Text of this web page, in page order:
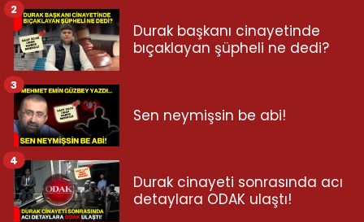
Durak başkanı cinayetinde
bıçaklayan şüpheli ne dedi?
2
Sen neymişsin be abi!
3
Durak cinayeti sonrasında acı
detaylara ODAK ulaştı!
4